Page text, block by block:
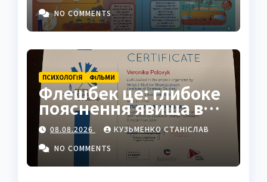
NO COMMENTS
ПСИХОЛОГІЯ ФІЛЬМИ
Флешбек це: глибоке
пояснення явища в
психології, кіно та
житті
08.08.2026
КУЗЬМЕНКО СТАНІСЛАВ
NO COMMENTS